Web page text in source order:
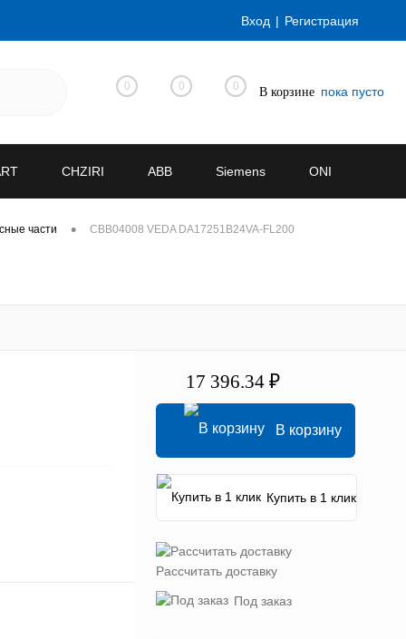
Вход Регистрация
0 0 0 В корзине пока пусто
CHZIRI ABB Siemens ONI
части • CBB04008 VEDA DA17251B24VA-FL200
17 396.34 ₽
В корзину
Купить в 1 клик
Рассчитать доставку
Под заказ